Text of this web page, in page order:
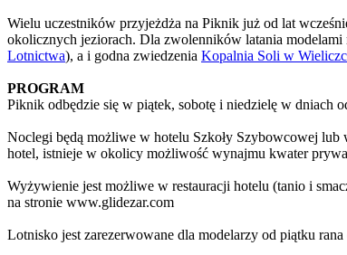
Wielu uczestników przyjeżdża na Piknik już od lat
okolicznych jeziorach. Dla zwolenników latania
Lotnictwa), a i godna zwiedzenia Kopalnia Soli w
PROGRAM
Piknik odbędzie się w piątek, sobotę i niedzielę w dniach
Noclegi będą możliwe w hotelu Szkoły Szybowcowej lub
hotel, istnieje w okolicy możliwość wynajmu kwater
Wyżywienie jest możliwe w restauracji hotelu (tanio i
na stronie www.glidezar.com
Lotnisko jest zarezerwowane dla modelarzy od piątku